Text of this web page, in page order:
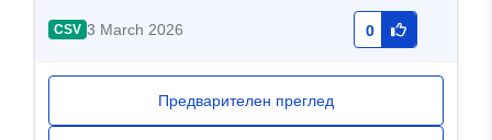
CSV 3 March 2026 0
Предварителен преглед